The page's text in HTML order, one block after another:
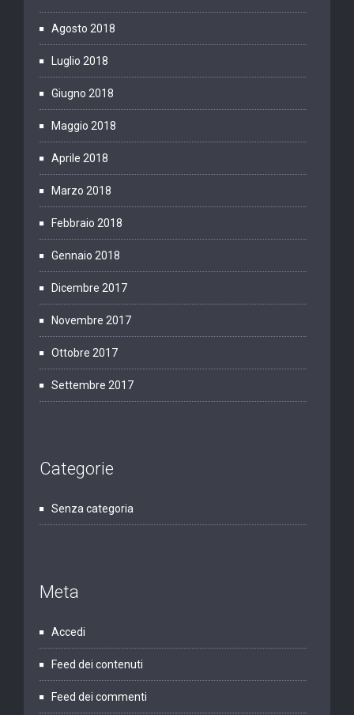
Agosto 2018
Luglio 2018
Giugno 2018
Maggio 2018
Aprile 2018
Marzo 2018
Febbraio 2018
Gennaio 2018
Dicembre 2017
Novembre 2017
Ottobre 2017
Settembre 2017
Categorie
Senza categoria
Meta
Accedi
Feed dei contenuti
Feed dei commenti